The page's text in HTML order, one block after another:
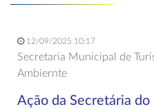
12/09/2025 10:17
Secretaria Municipal de
Ambiernte
Ação da Secretária